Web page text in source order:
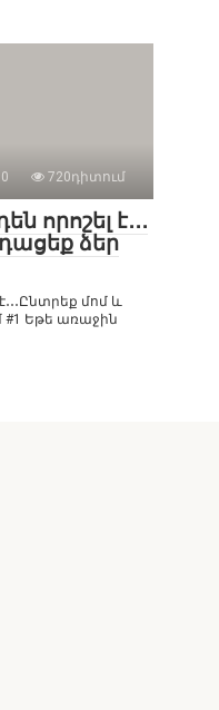
0 720դիտում
է․․․
ձեր
մոմ և
Եթե առաջին